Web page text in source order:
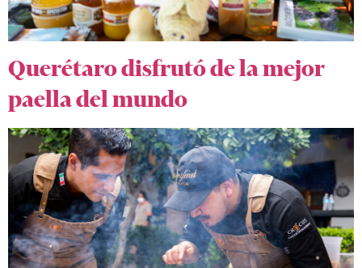
Querétaro disfrutó de la mejor
paella del mundo